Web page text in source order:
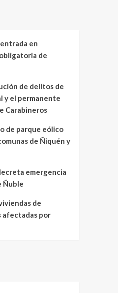
en
de
de delitos de
y el permanente
Carabineros
de parque eólico
de Ñiquén y
emergencia
Ñuble
de
afectadas por